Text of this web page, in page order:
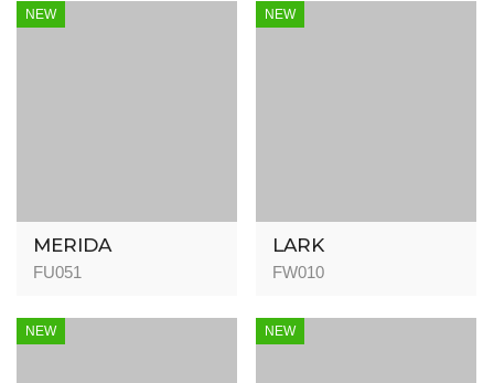
NEW
MERIDA
FU051
NEW
LARK
FW010
NEW NEW